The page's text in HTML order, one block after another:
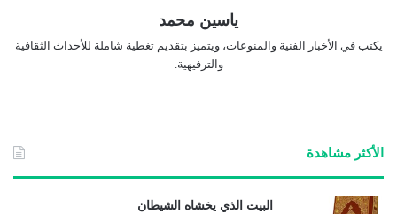
ياسين محمد
يكتب في الأخبار الفنية والمنوعات، ويتميز بتقديم تغطية شاملة للأحداث الثقافية
والترفيهية.
الأكثر مشاهدة
البيت الذي يخشاه الشيطان